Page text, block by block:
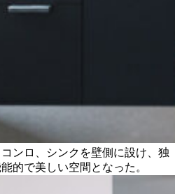
ンロ、シンクを壁側に設け、独
的で美しい空間となった。